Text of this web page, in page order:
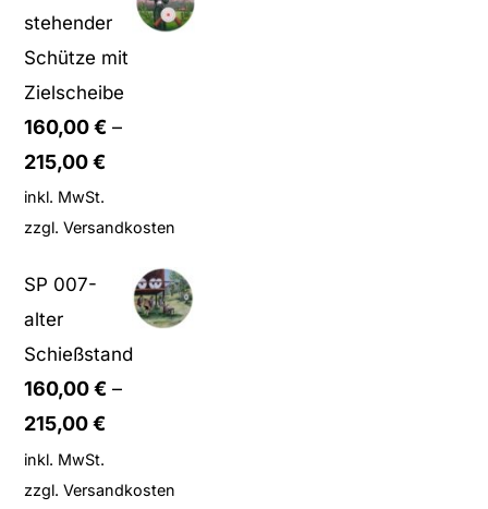
stehender
Schütze mit
Zielscheibe
160,00€ –
215,00€
inkl. MwSt.
zzgl.Versandkosten
SP 007-
alter
Schießstand
160,00€ –
215,00€
inkl. MwSt.
zzgl.Versandkosten